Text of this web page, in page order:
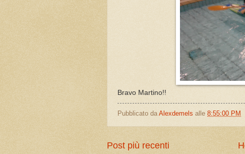
Bravo Martino!!
Pubblicato da Alexdemels alle 8:55:00 PM
Post più recenti